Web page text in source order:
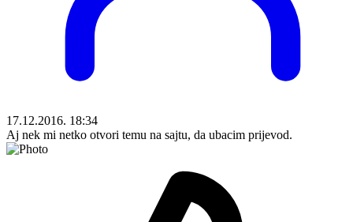
17.12.2016. 18:34
Aj nek mi netko otvori temu na sajtu, da ubacim prijevod.